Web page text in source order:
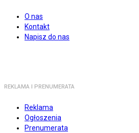
O nas
Kontakt
Napisz do nas
REKLAMA I PRENUMERATA
Reklama
Ogłoszenia
Prenumerata